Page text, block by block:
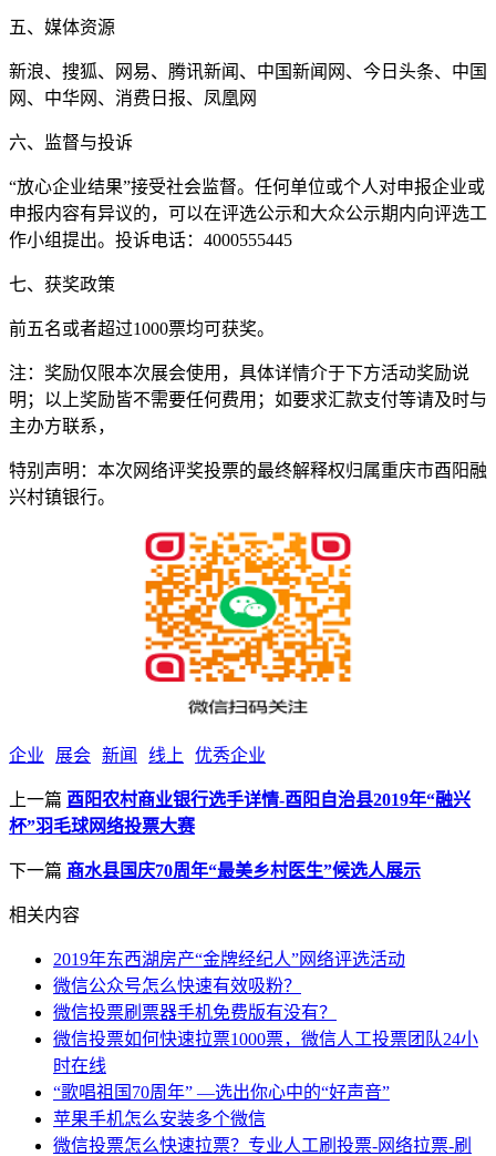
五、媒体资源
新浪、搜狐、网易、腾讯新闻、中国新闻网、今日头条、中国
网、中华网、消费日报、凤凰网
六、监督与投诉
“放心企业结果”接受社会监督。任何单位或个人对申报企业或
申报内容有异议的，可以在评选公示和大众公示期内向评选工
作小组提出。投诉电话：4000555445
七、获奖政策
前五名或者超过1000票均可获奖。
注：奖励仅限本次展会使用，具体详情介于下方活动奖励说
明；以上奖励皆不需要任何费用；如要求汇款支付等请及时与
主办方联系，
特别声明：本次网络评奖投票的最终解释权归属重庆市酉阳融
兴村镇银行。
企业 展会 新闻 线上 优秀企业
上一篇 酉阳农村商业银行选手详情-酉阳自治县2019年“融兴
杯”羽毛球网络投票大赛
下一篇 商水县国庆70周年“最美乡村医生”候选人展示
相关内容
2019年东西湖房产“金牌经纪人”网络评选活动
微信公众号怎么快速有效吸粉？
微信投票刷票器手机免费版有没有？
微信投票如何快速拉票1000票，微信人工投票团队24小
时在线
“歌唱祖国70周年” —选出你心中的“好声音”
苹果手机怎么安装多个微信
微信投票怎么快速拉票？专业人工刷投票-网络拉票-刷